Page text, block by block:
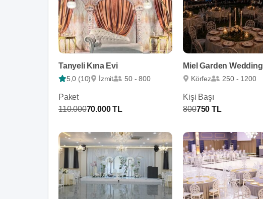
Tanyeli Kına Evi
5,0 (10) İzmit 50 - 800
Paket
110.00070.000 TL
Miel Garden Wedding
Körfez 250 - 1200
Kişi Başı
800750 TL